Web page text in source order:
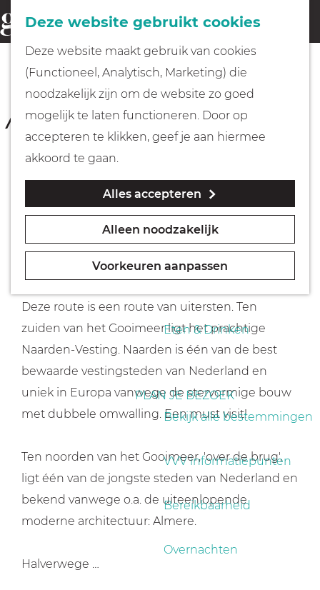
Deze website gebruikt cookies
Deze website maakt gebruik van cookies
(Functioneel, Analytisch, Marketing) die
noodzakelijk zijn om de website zo goed
mogelijk te laten functioneren. Door op
accepteren te klikken, geef je aan hiermee
akkoord te gaan.
Alles accepteren
Alleen noodzakelijk
Voorkeuren aanpassen
G
a
Fietsen
Wandelen
Geocachen
Naar het museum
Eten & Drinken
PLAN JE BEZOEK
Bekijk alle bestemmingen
VVV informatiepunten
Bereikbaarheid
Overnachten
o
e
k
e
n
Rondje Gooimeer
NAARDEN-VESTING
3 uur 10 minuten (46,6 km)
Lekker uitwaaien en onderweg genieten van
geschiedenis en natuurschoon doe je tijdens
een rondje Gooimeer.
Deze route is een route van uitersten. Ten
zuiden van het Gooimeer ligt het prachtige
Naarden-Vesting. Naarden is één van de best
bewaarde vestingsteden van Nederland en
uniek in Europa vanwege de stervormige bouw
met dubbele omwalling. Een must visit!
Ten noorden van het Gooimeer, 'over de brug',
ligt één van de jongste steden van Nederland en
bekend vanwege o.a. de uiteenlopende
moderne architectuur: Almere.
Halverwege …